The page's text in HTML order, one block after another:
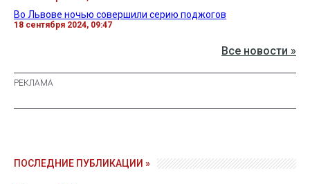
Во Львове ночью совершили серию поджогов
18 сентября 2024, 09:47
Все новости »
ПОСЛЕДНИЕ ПУБЛИКАЦИИ »